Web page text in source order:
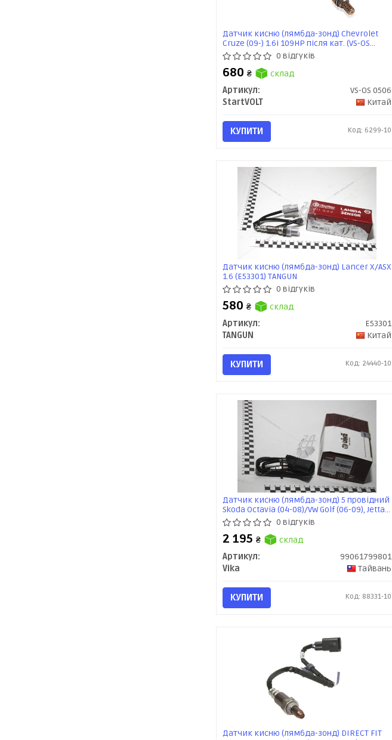
Датчик кисню (лямбда-зонд) Chevrolet
Cruze (09-) 1.6i 109HP після кат. (VS-OS
0506) StartVOLT0 відгуків
680 ₴
склад
Артикул:
VS-OS 0506
StartVOLT
Китай
КУПИТИ Код: 6299-10
Датчик кисню (лямбда-зонд) Lancer X/ASX
1.6 (E53301) TANGUN
0 відгуків
580 ₴
склад
Артикул:
E53301
TANGUN
Китай
КУПИТИ Код: 24440-10
Датчик кисню (лямбда-зонд) 5 провідний
Skoda Octavia (04-08)/VW Golf (06-09), Jetta
(06-11), Passat (06-11) (99061799801) VIKA
0 відгуків
2 195 ₴
склад
Артикул:
99061799801
Vika
Тайвань
КУПИТИ Код: 88331-10
Датчик кисню (лямбда-зонд) DIRECT FIT